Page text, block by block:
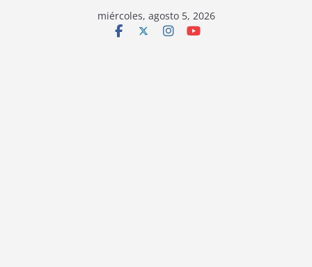
miércoles, agosto 5, 2026